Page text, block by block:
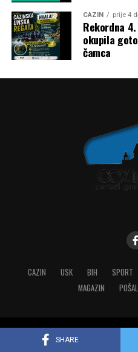
SHARE
CAZIN prije 4
Rekordna
okupila
čamca
CAZIN USK BIH SPORT
MAGAZIN
Copyright ©